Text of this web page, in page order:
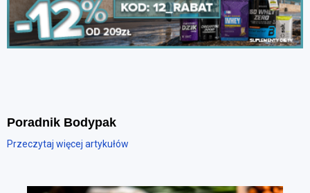
Poradnik Bodypak
Przeczytaj więcej artykułów